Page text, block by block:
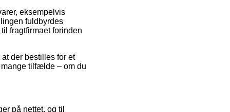
eksempelvis
fuldbyrdes
fragtfirmaet forinden
der bestilles for et
tilfælde – om du
på nettet, og til